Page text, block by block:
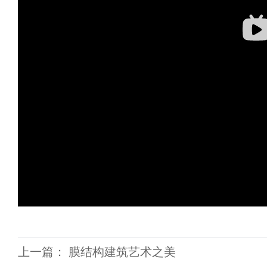
上一篇： 膜结构建筑艺术之美